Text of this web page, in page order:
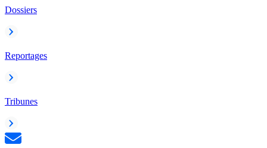
Dossiers
Reportages
Tribunes